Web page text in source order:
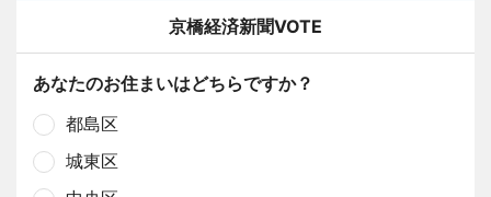
京橋経済新聞VOTE
あなたのお住まいはどちらですか？
都島区
城東区